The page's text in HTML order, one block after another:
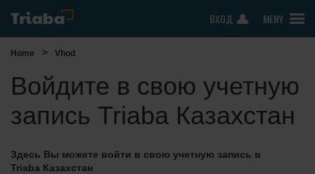
MENY
ВХОД
Home > Vhod
Войдите в свою учетную
запись Triaba Казахстан
Здесь Вы можете войти в свою учетную запись в
Triaba Казахстан